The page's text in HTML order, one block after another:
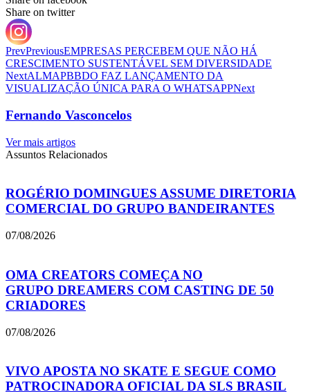
Share on twitter
PrevPreviousEMPRESAS PERCEBEM QUE NÃO HÁ
CRESCIMENTO SUSTENTÁVEL SEM DIVERSIDADE
NextALMAPBBDO FAZ LANÇAMENTO DA
VISUALIZAÇÃO ÚNICA PARA O WHATSAPPNext
Fernando Vasconcelos
Ver mais artigos
Assuntos Relacionados
ROGÉRIO DOMINGUES ASSUME DIRETORIA
COMERCIAL DO GRUPO BANDEIRANTES
07/08/2026
OMA CREATORS COMEÇA NO
GRUPO DREAMERS COM CASTING DE 50
CRIADORES
07/08/2026
VIVO APOSTA NO SKATE E SEGUE COMO
PATROCINADORA OFICIAL DA SLS BRASIL